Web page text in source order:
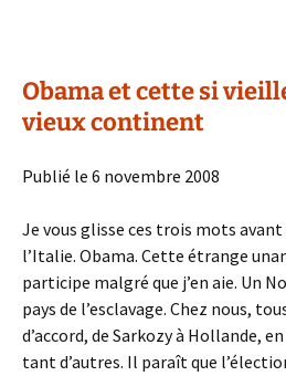
Obama et cette si
vieux continent
Publié le 6 novembre 2008
Je vous glisse ces trois mots
l’Italie. Obama. Cette étrange
participe malgré que j’en aie. Un
pays de l’esclavage. Chez nous,
d’accord, de Sarkozy à Hollande,
tant d’autres. Il paraît que